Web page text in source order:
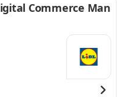
Commerce Man